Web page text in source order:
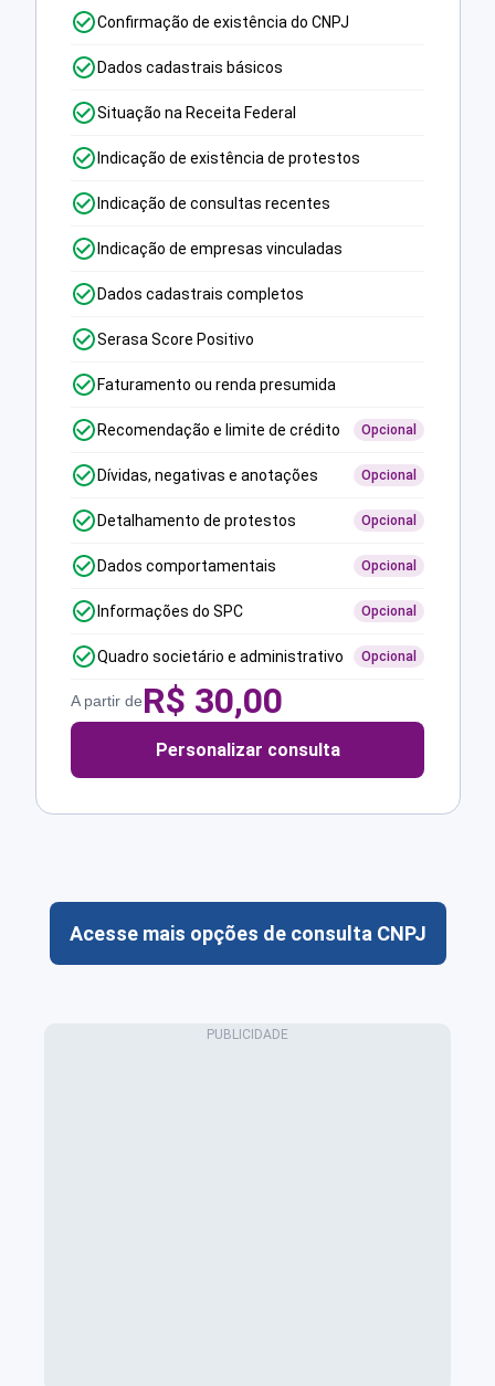
Confirmação de existência do CNPJ
Dados cadastrais básicos
Situação na Receita Federal
Indicação de existência de protestos
Indicação de consultas recentes
Indicação de empresas vinculadas
Dados cadastrais completos
Serasa Score Positivo
Faturamento ou renda presumida
Recomendação e limite de crédito Opcional
Dívidas, negativas e anotações Opcional
Detalhamento de protestos Opcional
Dados comportamentais Opcional
Informações do SPC Opcional
Quadro societário e administrativo Opcional
A partir deR$ 30,00
Personalizar consulta
Acesse mais opções de consulta CNPJ